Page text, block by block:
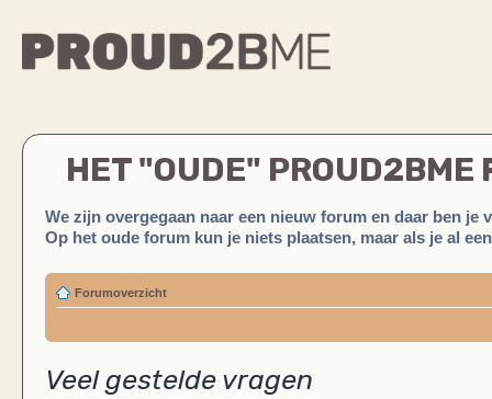
HET "OUDE" PROUD2BME
We zijn overgegaan naar een nieuw forum en daar ben je
Op het oude forum kun je niets plaatsen, maar als je al
Forumoverzicht
Veel gestelde vragen